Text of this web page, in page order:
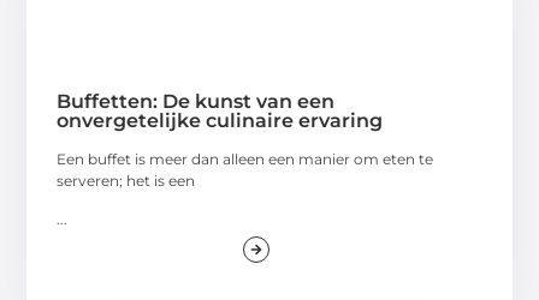
Buffetten: De kunst van een
onvergetelijke culinaire ervaring
Een buffet is meer dan alleen een manier om eten te
serveren; het is een
...